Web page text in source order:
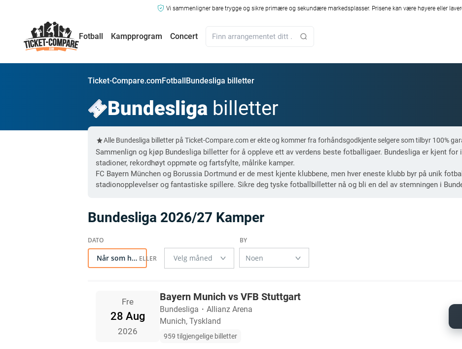
Vi sammenligner bare trygge og sikre primære og sekundære markedsplasser. Prisene kan være høyere eller
Fotball Kampprogram Concert
Ticket-Compare.comFotballBundesliga billetter
Bundesliga billetter
Alle Bundesliga billetter på Ticket-Compare.com er ekte og kommer fra forhåndsgodkjente selgere som tilbyr 100%
Sammenlign og kjøp Bundesliga billetter for å oppleve ett av verdens beste fotballigaer. Bundesliga er kjent
stadioner, rekordhøyt oppmøte og fartsfylte, målrike kamper.
FC Bayern München og Borussia Dortmund er de mest kjente klubbene, men hver eneste klubb byr på unik
stadionopplevelser og fantastiske spillere. Sikre deg tyske fotballbilletter nå og bli en del av stemningen i
Bundesliga 2026/27 Kamper
Når som helst
Fre
28 Aug
2026
Bayern Munich vs VFB Stuttgart
Bundesliga ・ Allianz Arena
Munich, Tyskland
959 tilgjengelige billetter